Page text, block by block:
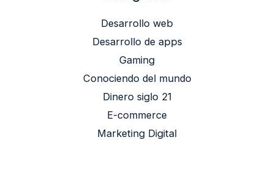
Desarrollo web
Desarrollo de apps
Gaming
Conociendo del mundo
Dinero siglo 21
E-commerce
Marketing Digital